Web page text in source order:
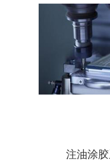
注油涂